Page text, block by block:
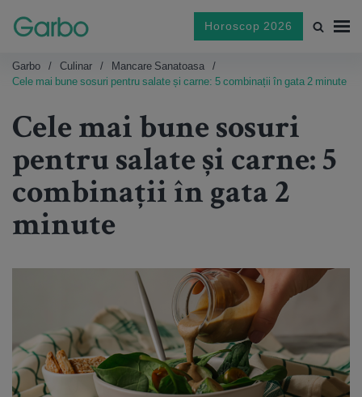
Horoscop 2026
Garbo Culinar
Mancare Sanatoasa
Cele mai bune sosuri pentru salate și carne: 5 combinații în gata 2 minute
Cele mai bune sosuri
pentru salate și carne: 5
combinații în gata 2
minute